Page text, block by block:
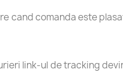
cand comanda este
link-ul de tracking